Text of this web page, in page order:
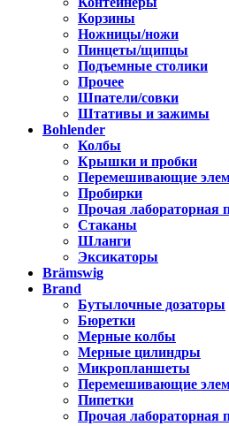
Корзины
Ножницы/ножи
Пинцеты/щипцы
Подъемные столики
Прочее
Шпатели/совки
Штативы и зажимы
Bohlender
Колбы
Крышки и пробки
Перемешивающие
Пробирки
Прочая лабораторная
Стаканы
Шланги
Эксикаторы
Brämswig
Brand
Бутылочные дозаторы
Бюретки
Мерные колбы
Мерные цилиндры
Микропланшеты
Перемешивающие
Пипетки
Прочая лабораторная